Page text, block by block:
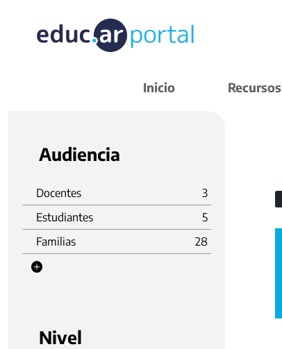
Inicio Recursos
Audiencia
Docentes
3
Estudiantes
5
Familias
28
Nivel